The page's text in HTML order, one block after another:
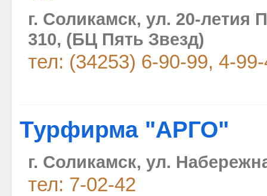
г. Соликамск, ул. 20-
310, (БЦ Пять Звезд)
тел: (34253) 6-90-99, 4-
Турфирма "АРГО"
г. Соликамск, ул.
тел: 7-02-42